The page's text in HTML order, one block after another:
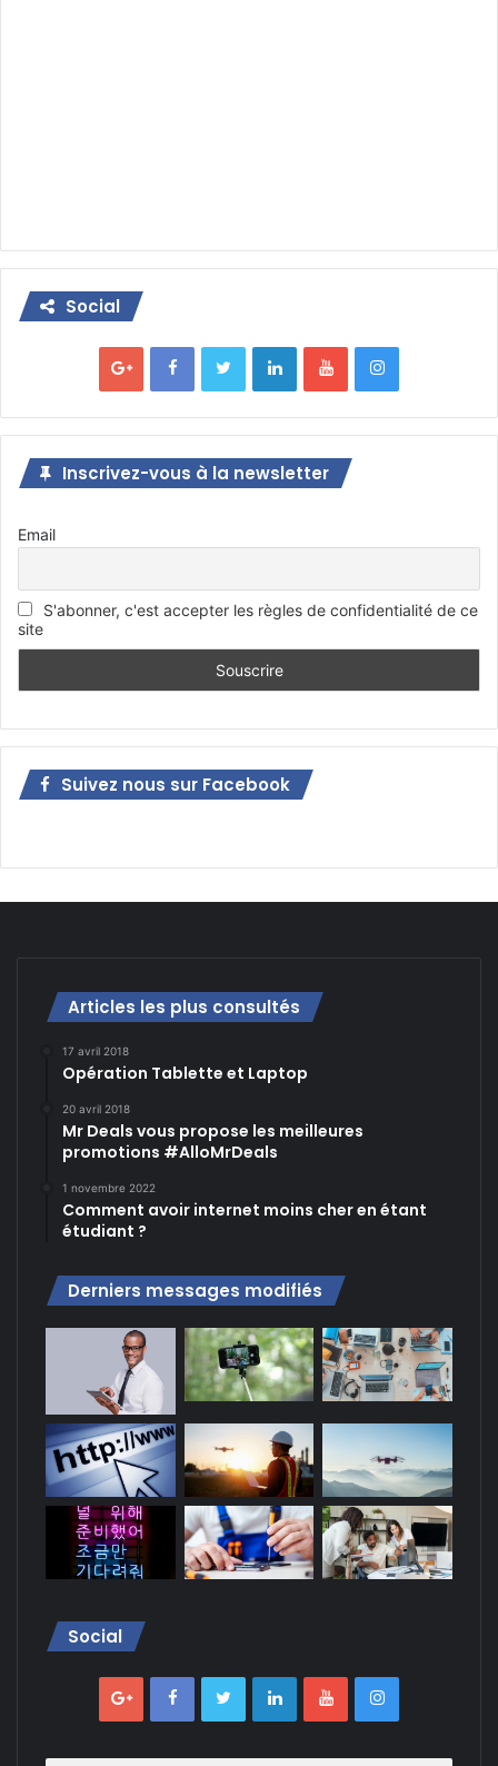
Social
Inscrivez-vous à la newsletter
Email
S'abonner, c'est accepter les règles de confidentialité de ce
site
Suivez nous sur Facebook
Articles les plus consultés
17 avril 2018
Opération Tablette et Laptop
20 avril 2018
Mr Deals vous propose les meilleures
promotions #AlloMrDeals
1 novembre 2022
Comment avoir internet moins cher en étant
étudiant ?
Derniers messages modifiés
Social